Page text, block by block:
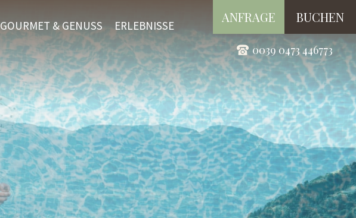
GOURMET & GENUSS ERLEBNISSE
ANFRAGE BUCHEN
0039 0473 446773